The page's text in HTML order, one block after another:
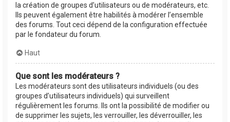
la création de groupes d’utilisateurs ou de modérateurs, etc.
Ils peuvent également être habilités à modérer l’ensemble
des forums. Tout ceci dépend de la configuration effectuée
par le fondateur du forum.
Haut
Que sont les modérateurs ?
Les modérateurs sont des utilisateurs individuels (ou des
groupes d’utilisateurs individuels) qui surveillent
régulièrement les forums. Ils ont la possibilité de modifier ou
de supprimer les sujets, les verrouiller, les déverrouiller, les